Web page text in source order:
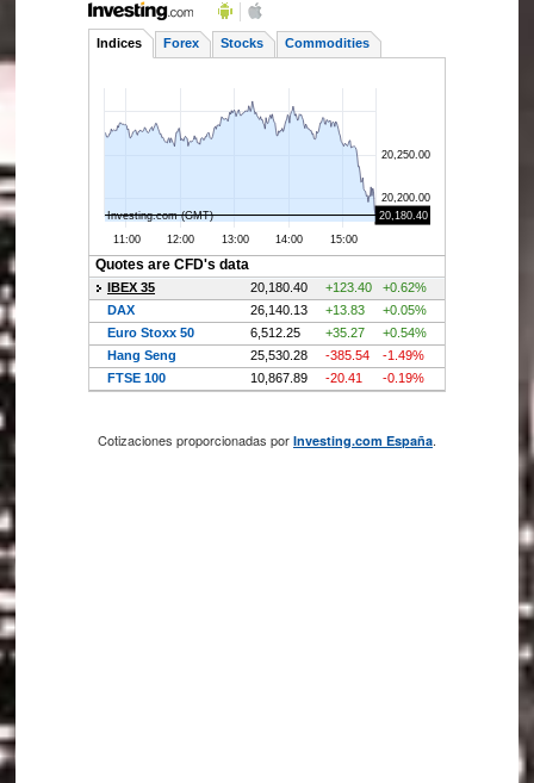
Cotizaciones proporcionadas por Investing.com España.